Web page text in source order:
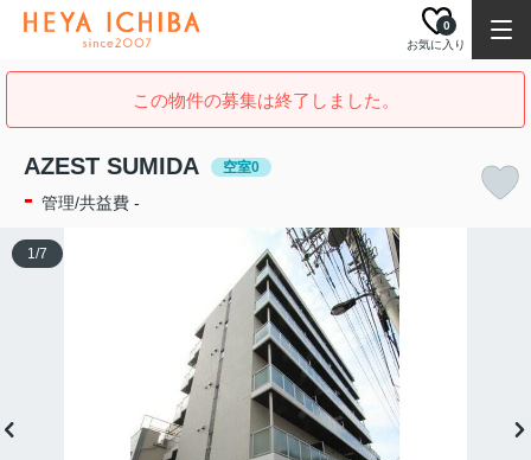
お気に入り
0
この物件の募集は終了しました。
AZEST SUMIDA 空室0
- 管理/共益費 -
1/7